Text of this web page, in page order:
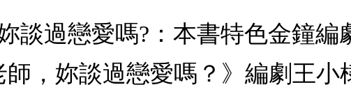
談過戀愛嗎?：本書特色金鐘
師，妳談過戀愛嗎？》編劇